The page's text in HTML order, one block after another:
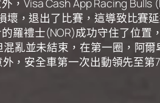
，Visa Cash App Racing Bulls
，退出了比賽，這導致比賽
羅禮士(NOR)成功守住了位置
亂並未結束，在第一圈，阿爾
，安全車第一次出動領先至第